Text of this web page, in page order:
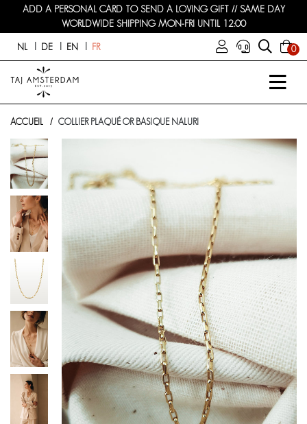
ADD A PERSONAL CARD TO SEND A LOVING GIFT // SAME DAY
WORLDWIDE SHIPPING MON-FRI UNTIL 12:00
NL DE EN FR 0
ACCUEIL COLLIER PLAQUÉ OR BASIQUE NALURI